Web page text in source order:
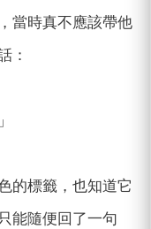
當時真不應該帶他
：
的標籤，也知道它
能隨便回了一句